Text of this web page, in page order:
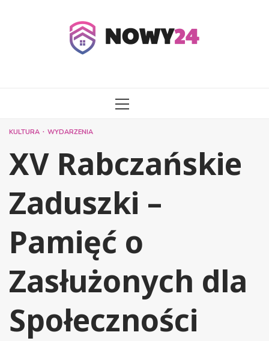
MENU
KULTURA WYDARZENIA
XV Rabczańskie
Zaduszki –
Pamięć o
Zasłużonych dla
Społeczności